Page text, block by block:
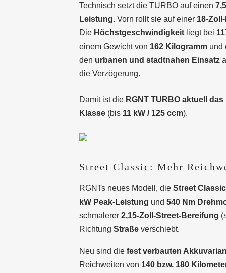
Technisch setzt die TURBO auf einen
Leistung. Vorn rollt sie auf einer 18-
Die Höchstgeschwindigkeitliegt bei
einem Gewicht von 162 Kilogrammund
den urbanen und stadtnahen Einsatz
die Verzögerung.
Damit ist die RGNT TURBO aktuell
Klasse(bis 11 kW / 125 ccm).
Street Classic: Mehr
RGNTs neues Modell, die Street Classic
kW Peak-Leistung und 540 Nm
schmalerer 2,15-Zoll-Street-Bereifung
Richtung Straßeverschiebt.
Neu sind die fest verbauten
Reichweiten von 140 bzw. 180